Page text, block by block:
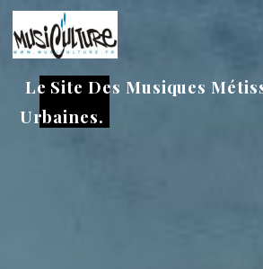
Aller
au
contenu
Le Site Des Musiques
Urbaines.